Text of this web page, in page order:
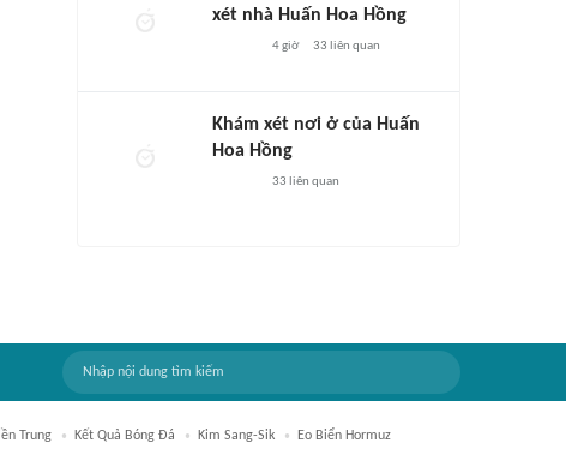
xét nhà Huấn Hoa Hồng
4 giờ 33 liên quan
Khám xét nơi ở của Huấn
Hoa Hồng
33 liên quan
Trung Kết Quả Bóng Đá Kim Sang-Sik Eo Biển Hormuz